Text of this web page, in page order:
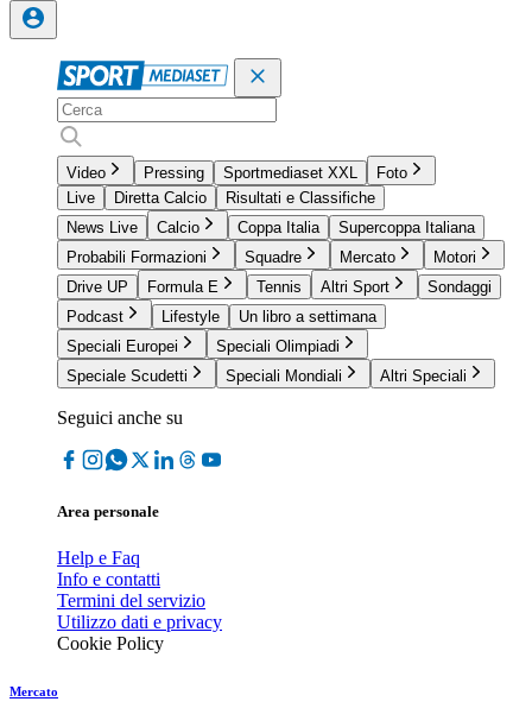
Video Pressing Sportmediaset XXL
Foto
Live
Diretta Calcio
Risultati e Classifiche
News Live
Calcio Coppa Italia
Supercoppa Italiana
Probabili Formazioni
Squadre Mercato
Motori
Drive UP
Formula E Tennis Altri Sport
Sondaggi
Podcast
Lifestyle
Un libro a settimana
Speciali Europei
Speciali Olimpiadi
Speciale Scudetti
Speciali Mondiali Altri Speciali
Seguici anche su
Area personale
Help e Faq
Info e contatti
Termini del servizio
Utilizzo dati e privacy
Cookie Policy
Mercato